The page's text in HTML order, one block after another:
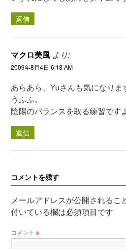
返信
マクロ美風 より:
2009年8月4日 6:18 AM
あらあら、Yuさんも気になりま
うふふ。
陰陽のバランスを取る練習です
返信
コメントを残す
メールアドレスが公開されるこ
付いている欄は必須項目です
コメント※